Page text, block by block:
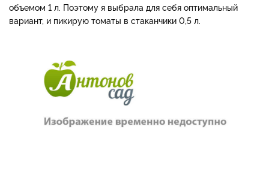
объемом 1 л. Поэтому я выбрала для себя оптимальный
вариант, и пикирую томаты в стаканчики 0,5 л.